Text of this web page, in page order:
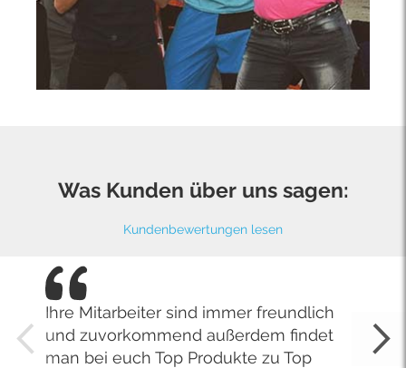
Was Kunden über uns sagen:
Kundenbewertungen lesen
Ihre Mitarbeiter sind immer freundlich
und zuvorkommend außerdem findet
man bei euch Top Produkte zu Top